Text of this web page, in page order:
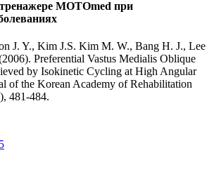
MOTOmed при
J. Y., Kim J.S. Kim M. W., Bang H. J., Lee
Preferential Vastus Medialis Oblique
by Isokinetic Cycling at High Angular
of the Korean Academy of Rehabilitation
481-484.